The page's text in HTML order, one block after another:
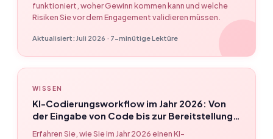
funktioniert, woher Gewinn kommen kann und welche
Risiken Sie vor dem Engagement validieren müssen.
Aktualisiert: Juli 2026 · 7-minütige Lektüre
WISSEN
KI-Codierungsworkflow im Jahr 2026: Von
der Eingabe von Code bis zur Bereitstellung
realer Funktionen
Erfahren Sie, wie Sie im Jahr 2026 einen KI-